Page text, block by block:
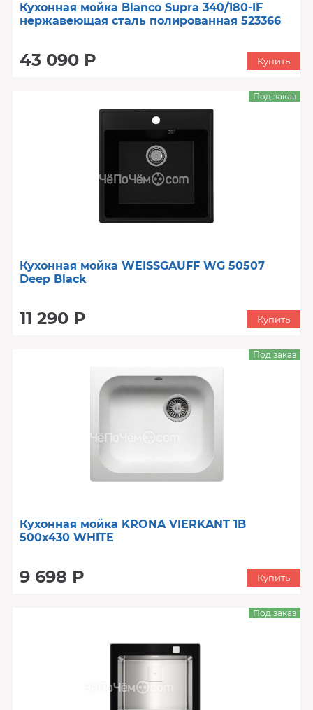
Кухонная мойка Blanco Supra 340/180-IF
нержавеющая сталь полированная 523366
43 090 Р Купить
Кухонная мойка WEISSGAUFF WG 50507
Deep Black
11 290 Р
Под заказ
Купить
Кухонная мойка KRONA VIERKANT 1B
500x430 WHITE
9 698 Р
Под заказ
Купить
Под заказ